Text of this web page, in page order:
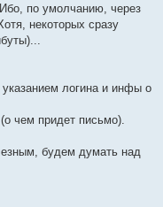
по умолчанию, через
некоторых сразу
логина и инфы о
чем придет письмо).
будем думать над